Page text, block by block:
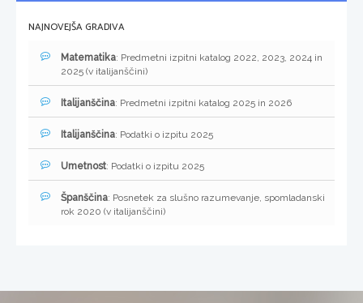
NAJNOVEJŠA GRADIVA
Matematika: Predmetni izpitni katalog 2022, 2023, 2024 in
2025 (v italijanščini)
Italijanščina: Predmetni izpitni katalog 2025 in 2026
Italijanščina: Podatki o izpitu 2025
Umetnost: Podatki o izpitu 2025
Španščina: Posnetek za slušno razumevanje, spomladanski
rok 2020 (v italijanščini)